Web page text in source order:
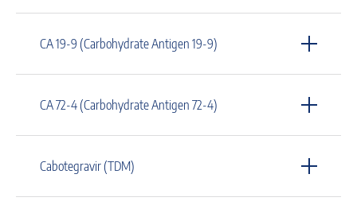
CA 19-9 (Carbohydrate Antigen 19-9)
CA 72-4 (Carbohydrate Antigen 72-4)
Cabotegravir (TDM)